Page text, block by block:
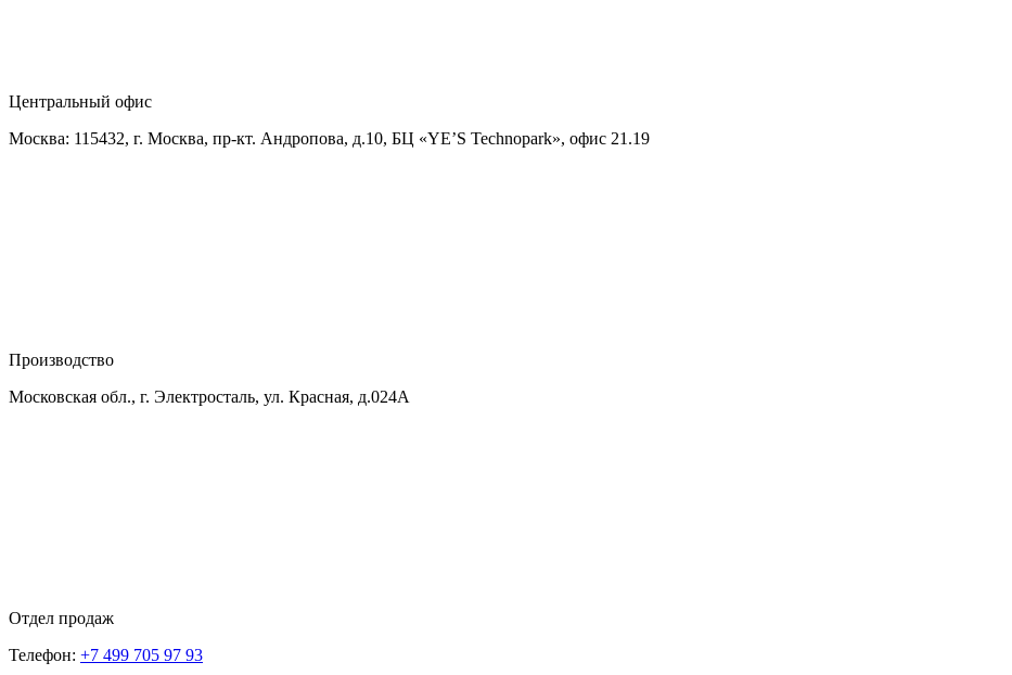
Центральный офис
Москва: 115432, г. Москва, пр-кт. Андропова, д.10, БЦ «YE’S Technopark», офис 21.19
Производство
Московская обл., г. Электросталь, ул. Красная, д.024А
Отдел продаж
Телефон: +7 499 705 97 93